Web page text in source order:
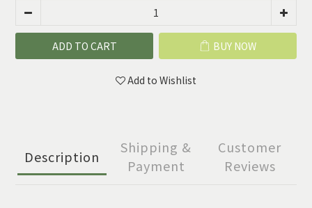
ADD TO CART BUY NOW
Add to Wishlist
Description
Shipping &
Payment
Customer
Reviews